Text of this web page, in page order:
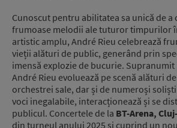
Cunoscut pentru abilitatea sa unică de a
frumoase melodii ale tuturor timpurilor
artistic amplu, André Rieu celebrează
vieții alături de public, generând prin
imensă explozie de bucurie. Supranumit
André Rieu evoluează pe scenă alături
orchestrei sale, dar și de numeroși
voci inegalabile, interacționează și se
publicul. Concertele de la BT-Arena,
din turneul anului 2025 și cuprind un